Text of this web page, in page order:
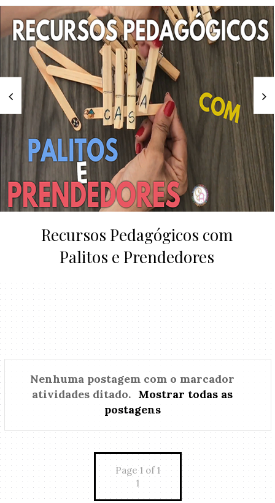
Recursos Pedagógicos com
Palitos e Prendedores
Nenhuma postagem com o marcador
atividades ditado. Mostrar todas as
postagens
Page 1 of 1
1